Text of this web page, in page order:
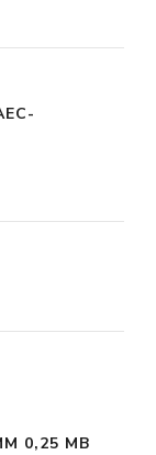
0,25 MB